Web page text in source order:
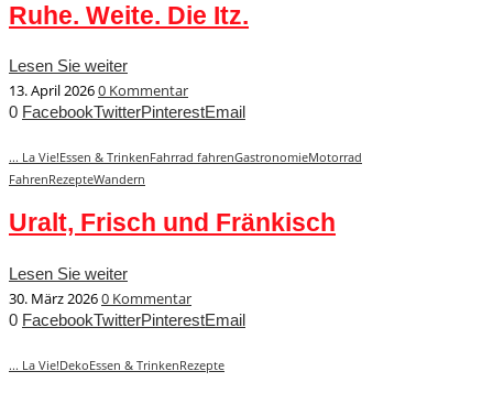
Ruhe. Weite. Die Itz.
Lesen Sie weiter
13. April 20260 Kommentar
0 FacebookTwitterPinterestEmail
... La Vie!Essen & TrinkenFahrrad fahrenGastronomieMotorrad
FahrenRezepteWandern
Uralt, Frisch und Fränkisch
Lesen Sie weiter
30. März 20260 Kommentar
0 FacebookTwitterPinterestEmail
... La Vie!DekoEssen & TrinkenRezepte